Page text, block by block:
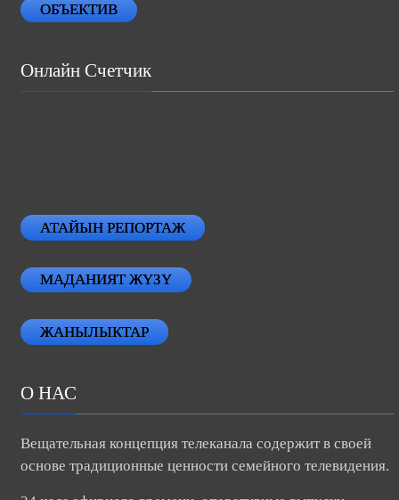
ОБЪЕКТИВ
Онлайн Счетчик
АТАЙЫН РЕПОРТАЖ
МАДАНИЯТ ЖҮЗҮ
ЖАНЫЛЫКТАР
О НАС
Вещательная концепция телеканала содержит в своей
основе традиционные ценности семейного телевидения.